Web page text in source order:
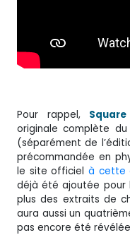
Pour rappel,
originale complète
(séparément de
précommandée en
le site officiel à cette
déjà été ajoutée pour
plus des extraits de
aura aussi un
pas encore été